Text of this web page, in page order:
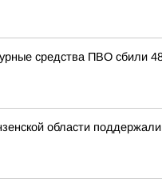
средства ПВО сбили
области